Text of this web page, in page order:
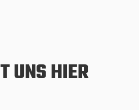
UNS HIER